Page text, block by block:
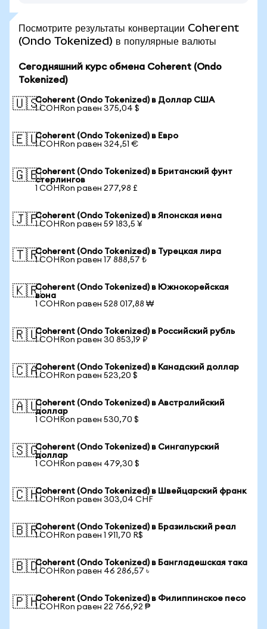
Посмотрите результаты конвертации Coherent
(Ondo Tokenized) в популярные валюты
Сегодняшний курс обмена Coherent (Ondo
Tokenized)
🇺🇸Coherent (Ondo Tokenized) в Доллар США
1 COHRon равен 375,04 $
🇪🇺Coherent (Ondo Tokenized) в Евро
1 COHRon равен 324,51 €
🇬🇧Coherent (Ondo Tokenized) в Британский фунт
стерлингов
1 COHRon равен 277,98 £
🇯🇵Coherent (Ondo Tokenized) в Японская иена
1 COHRon равен 59 183,5 ¥
🇹🇷Coherent (Ondo Tokenized) в Турецкая лира
1 COHRon равен 17 888,57 ₺
🇰🇷Coherent (Ondo Tokenized) в Южнокорейская
вона
1 COHRon равен 528 017,88 ₩
🇷🇺Coherent (Ondo Tokenized) в Российский рубль
1 COHRon равен 30 853,19 ₽
🇨🇦Coherent (Ondo Tokenized) в Канадский доллар
1 COHRon равен 523,20 $
🇦🇺Coherent (Ondo Tokenized) в Австралийский
доллар
1 COHRon равен 530,70 $
🇸🇬Coherent (Ondo Tokenized) в Сингапурский
доллар
1 COHRon равен 479,30 $
🇨🇭Coherent (Ondo Tokenized) в Швейцарский франк
1 COHRon равен 303,04 CHF
🇧🇷Coherent (Ondo Tokenized) в Бразильский реал
1 COHRon равен 1 911,70 R$
🇧🇩Coherent (Ondo Tokenized) в Бангладешская така
1 COHRon равен 46 286,57 ৳
🇵🇭Coherent (Ondo Tokenized) в Филиппинское песо
1 COHRon равен 22 766,92 ₱